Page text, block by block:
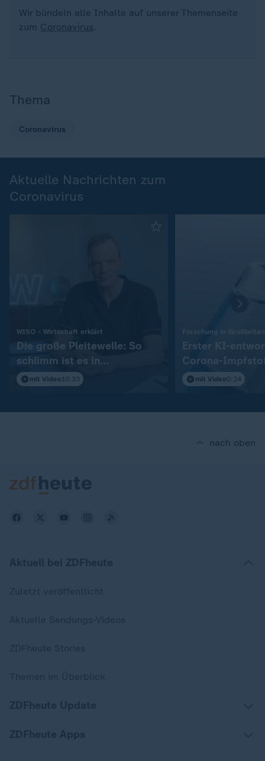
Wir bündeln alle Inhalte auf unserer Themenseite
zum Coronavirus.
Thema
Coronavirus
Aktuelle Nachrichten zum
Coronavirus
WISO - Wirtschaft erklärt
Die große Pleitewelle: So
schlimm ist es in
Deutschland
mit Video 10:33
Forschung in
Erster KI-
Corona-
Menschen
mit Video0:24
nach oben